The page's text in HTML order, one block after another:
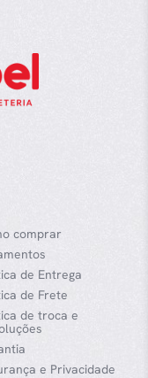
comprar
de Entrega
de Frete
de troca e
e Privacidade